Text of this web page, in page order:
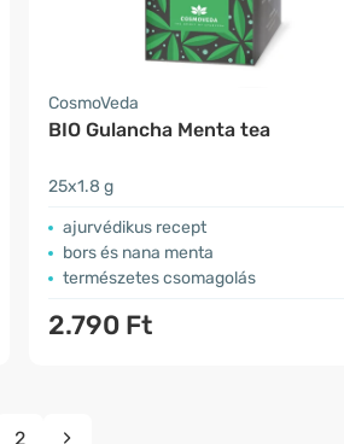
CosmoVeda
BIO Gulancha Menta tea
25x1.8 g
ajurvédikus recept
bors és nana menta
természetes csomagolás
2.790 Ft
2